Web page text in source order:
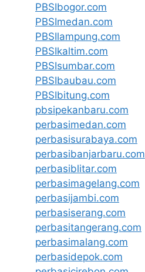
PBSIbogor.com
PBSImedan.com
PBSIlampung.com
PBSIkaltim.com
PBSIsumbar.com
PBSIbaubau.com
PBSIbitung.com
pbsipekanbaru.com
perbasimedan.com
perbasisurabaya.com
perbasibanjarbaru.com
perbasiblitar.com
perbasimagelang.com
perbasijambi.com
perbasiserang.com
perbasitangerang.com
perbasimalang.com
perbasidepok.com